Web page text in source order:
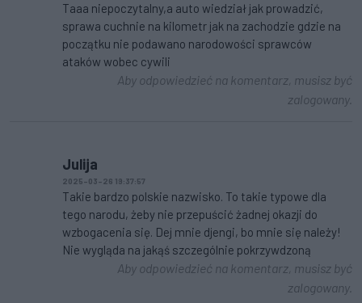
Taaa niepoczytalny,a auto wiedział jak prowadzić,
sprawa cuchnie na kilometr jak na zachodzie gdzie na
początku nie podawano narodowości sprawców
ataków wobec cywili
Aby odpowiedzieć na komentarz, musisz być
zalogowany.
Julija
2025-03-26 19:37:57
Takie bardzo polskie nazwisko. To takie typowe dla
tego narodu, żeby nie przepuścić żadnej okazji do
wzbogacenia się. Dej mnie djengi, bo mnie się należy!
Nie wygląda na jakąś szczególnie pokrzywdzoną
Aby odpowiedzieć na komentarz, musisz być
zalogowany.